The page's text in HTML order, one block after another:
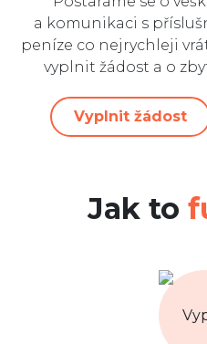
a komunikaci s
peníze co nejrychleji
vyplnit žádost a o
Vyplnit žádost
Jak to